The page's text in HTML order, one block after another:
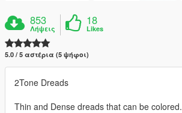
853
Λήψεις
18
Likes
5.0 / 5 αστέρια (5 ψήφοι)
2Tone Dreads
Thin and Dense dreads that can be colored.